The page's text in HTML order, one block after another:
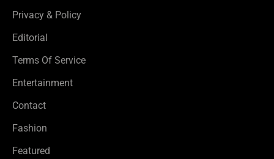
Privacy & Policy
Editorial
Terms Of Service
Entertainment
Contact
Fashion
Featured